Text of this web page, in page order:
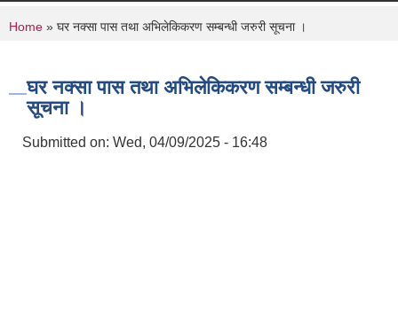
You are here
Home » घर नक्सा पास तथा अभिलेकिकरण सम्बन्धी जरुरी सूचना ।
घर नक्सा पास तथा अभिलेकिकरण सम्बन्धी जरुरी
सूचना ।
Submitted on: Wed, 04/09/2025 - 16:48